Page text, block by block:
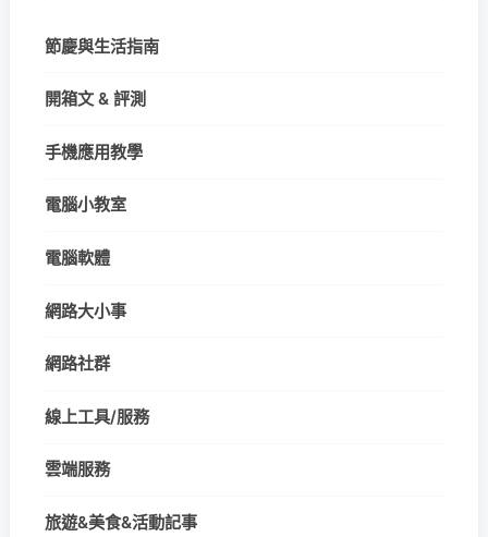
節慶與生活指南
開箱文 & 評測
手機應用教學
電腦小教室
電腦軟體
網路大小事
網路社群
線上工具/服務
雲端服務
旅遊&美食&活動記事